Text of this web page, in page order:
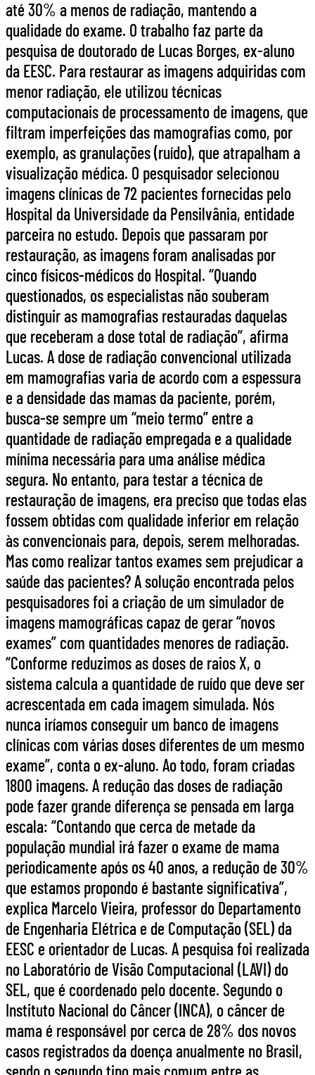
até 30% a menos de radiação, mantendo a
qualidade do exame. O trabalho faz parte da
pesquisa de doutorado de Lucas Borges, ex-aluno
da EESC. Para restaurar as imagens adquiridas com
menor radiação, ele utilizou técnicas
computacionais de processamento de imagens, que
filtram imperfeições das mamografias como, por
exemplo, as granulações (ruído), que atrapalham a
visualização médica. O pesquisador selecionou
imagens clínicas de 72 pacientes fornecidas pelo
Hospital da Universidade da Pensilvânia, entidade
parceira no estudo. Depois que passaram por
restauração, as imagens foram analisadas por
cinco físicos-médicos do Hospital. “Quando
questionados, os especialistas não souberam
distinguir as mamografias restauradas daquelas
que receberam a dose total de radiação”, afirma
Lucas. A dose de radiação convencional utilizada
em mamografias varia de acordo com a espessura
e a densidade das mamas da paciente, porém,
busca-se sempre um “meio termo” entre a
quantidade de radiação empregada e a qualidade
mínima necessária para uma análise médica
segura. No entanto, para testar a técnica de
restauração de imagens, era preciso que todas elas
fossem obtidas com qualidade inferior em relação
às convencionais para, depois, serem melhoradas.
Mas como realizar tantos exames sem prejudicar a
saúde das pacientes? A solução encontrada pelos
pesquisadores foi a criação de um simulador de
imagens mamográficas capaz de gerar “novos
exames” com quantidades menores de radiação.
“Conforme reduzimos as doses de raios X, o
sistema calcula a quantidade de ruído que deve ser
acrescentada em cada imagem simulada. Nós
nunca iríamos conseguir um banco de imagens
clínicas com várias doses diferentes de um mesmo
exame”, conta o ex-aluno. Ao todo, foram criadas
1800 imagens. A redução das doses de radiação
pode fazer grande diferença se pensada em larga
escala: “Contando que cerca de metade da
população mundial irá fazer o exame de mama
periodicamente após os 40 anos, a redução de 30%
que estamos propondo é bastante significativa”,
explica Marcelo Vieira, professor do Departamento
de Engenharia Elétrica e de Computação (SEL) da
EESC e orientador de Lucas. A pesquisa foi realizada
no Laboratório de Visão Computacional (LAVI) do
SEL, que é coordenado pelo docente. Segundo o
Instituto Nacional do Câncer (INCA), o câncer de
mama é responsável por cerca de 28% dos novos
casos registrados da doença anualmente no Brasil,